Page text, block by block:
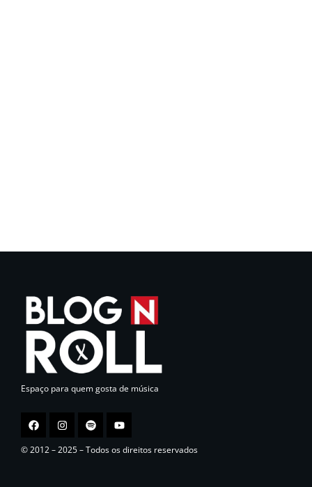
Espaço para quem gosta de música
© 2012 – 2025 – Todos os direitos reservados